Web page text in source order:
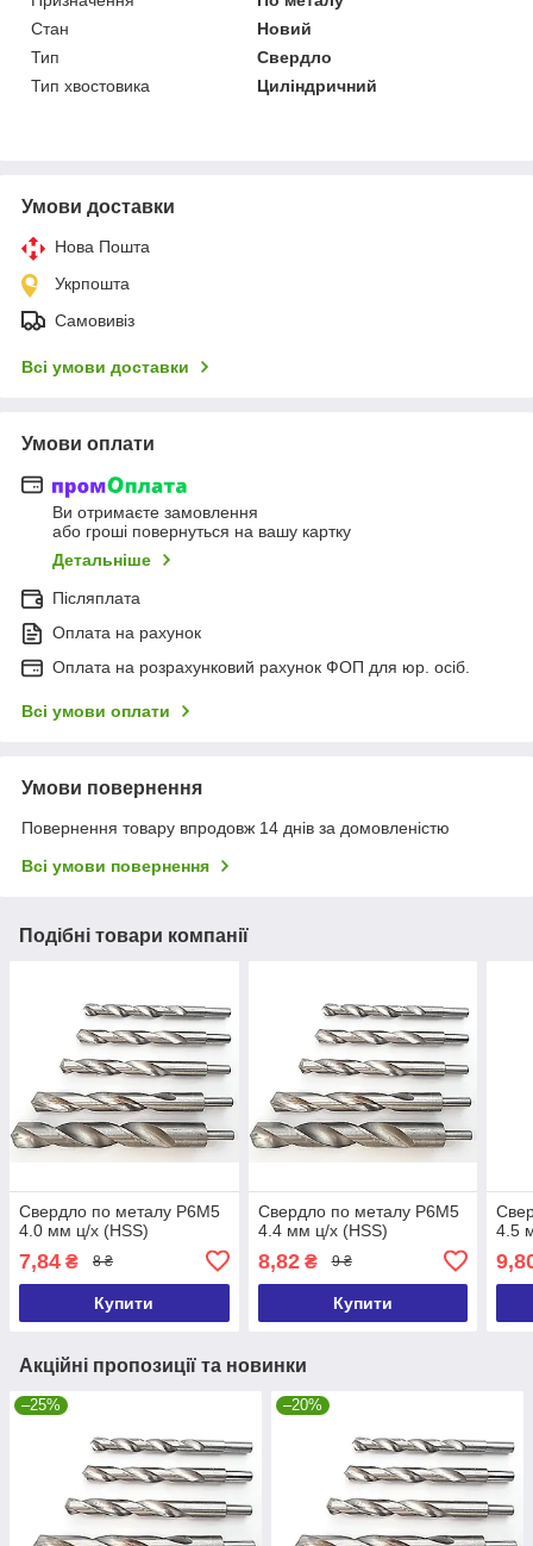
Стан
Новий
Тип
Свердло
Тип хвостовика
Циліндричний
Умови доставки
Нова Пошта
Укрпошта
Самовивіз
Всі умови доставки
Умови оплати
Ви отримаєте замовлення
або гроші повернуться на вашу картку
Детальніше
Післяплата
Оплата на рахунок
Оплата на розрахунковий рахунок ФОП для юр. осіб.
Всі умови оплати
Умови повернення
Повернення товару впродовж 14 днів за домовленістю
Всі умови повернення
Подібні товари компанії
Свердло по металу Р6М5
4.0 мм ц/х (HSS)
7,84 ₴ 8 ₴
Купити
Свердло по металу Р6М5
4.4 мм ц/х (HSS)
8,82₴ 9 ₴
Купити
4.5
Акційні пропозиції та новинки
–25% –20%